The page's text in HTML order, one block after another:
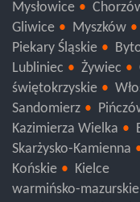
Mysłowice
Gliwice
Myszków
Piekary Śląskie
Lubliniec
Żywiec
świętokrzyskie
Sandomierz
Kazimierza Wielka
Skarżysko-Kamienna
Końskie
Kielce
warmińsko-mazurskie